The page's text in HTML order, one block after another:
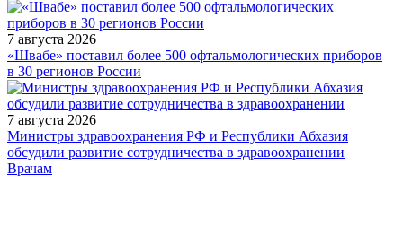
7 августа 2026
«Швабе» поставил более 500 офтальмологических приборов
в 30 регионов России
7 августа 2026
Министры здравоохранения РФ и Республики Абхазия
обсудили развитие сотрудничества в здравоохранении
/doctor/psychiatry/antikonvulsanty-v-lechenie-nevropaticheskoy-
Врачам